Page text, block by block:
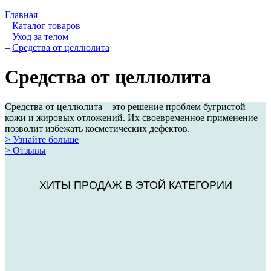
Главная
– Каталог товаров
– Уход за телом
– Средства от целлюлита
Средства от целлюлита
Средства от целлюлита – это решение проблем бугристой
кожи и жировых отложений. Их своевременное применение
позволит избежать косметических дефектов.
> Узнайте больше
> Отзывы
ХИТЫ ПРОДАЖ В ЭТОЙ КАТЕГОРИИ